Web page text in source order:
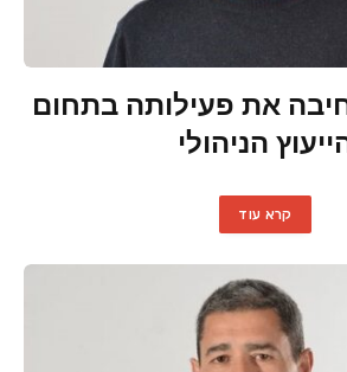
את פעילותה בתחום
הניהולי
קרא עוד